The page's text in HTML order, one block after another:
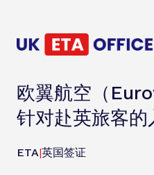
欧翼航空（
针对赴英旅客的
ETA|英国签证